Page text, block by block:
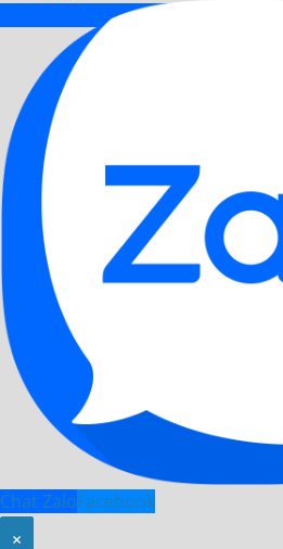
Chat ZaloFacebook
×